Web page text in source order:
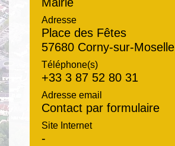
Adresse
Place des Fêtes
57680 Corny-sur-Moselle
Téléphone(s)
+33 3 87 52 80 31
Adresse email
Contact par formulaire
Site Internet
-